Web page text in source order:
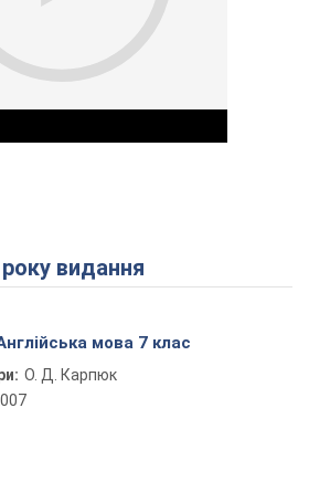
Play Video
року видання
мова 7 клас
О. Д. Карпюк